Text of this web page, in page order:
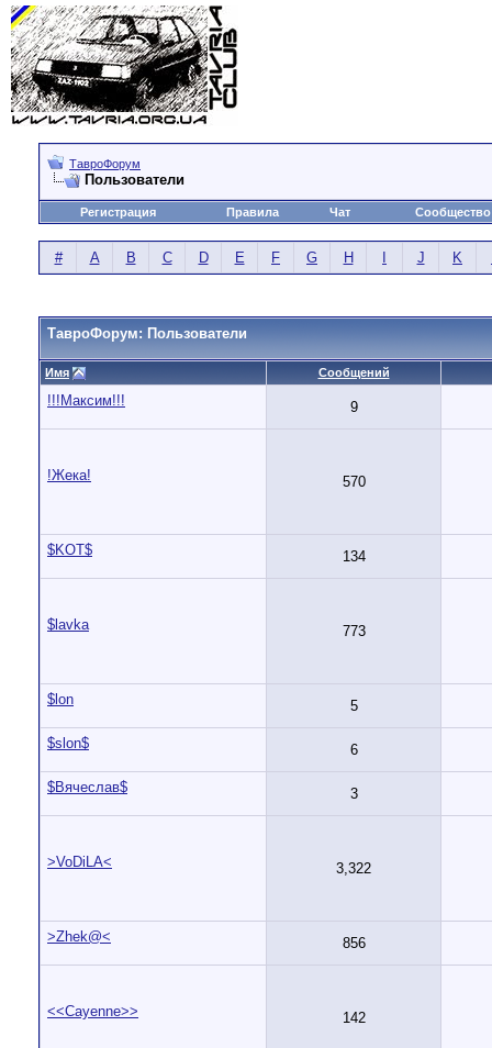
ТавроФорум
Пользователи
Регистрация Правила Чат Сообщество
# A B C D E F G H J K
ТавроФорум: Пользователи
Имя Сообщений
!!!Максим!!! 9
!Жека! 570
$KOT$ 134
$lavka 773
$lon 5
$slon$ 6
$Вячеслав$ 3
>VoDiLA< 3,322
>Zhek@< 856
<<Cayenne>> 142